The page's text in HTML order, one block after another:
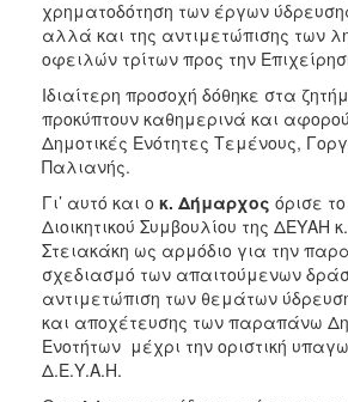
χρηματοδότηση των έργων
αλλά και της αντιμετώπισης των
οφειλών τρίτων προς την
Ιδιαίτερη προσοχή δόθηκε στα
προκύπτουν καθημερινά και
Δημοτικές Ενότητες Τεμένους,
Παλιανής.
Γι’ αυτό και ο κ. Δήμαρχος όρισε
Διοικητικού Συμβουλίου της ΔΕΥΑΗ
Στειακάκη ως αρμόδιο για την
σχεδιασμό των απαιτούμενων
αντιμετώπιση των θεμάτων
και αποχέτευσης των παραπάνω
Ενοτήτων μέχρι την οριστική
Δ.Ε.Υ.Α.Η.